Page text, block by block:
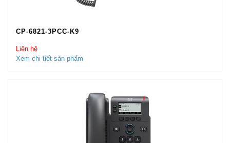
CP-6821-3PCC-K9
Liên hệ
Xem chi tiết sản phẩm